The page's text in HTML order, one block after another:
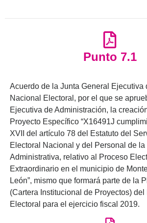
Punto 7.1
Acuerdo de la Junta General Ejecutiva
Nacional Electoral, por el que se
Ejecutiva de Administración, la
Proyecto Específico “X16491J
XVII del artículo 78 del Estatuto del
Electoral Nacional y del Personal de la
Administrativa, relativo al Proceso
Extraordinario en el municipio de
León”, mismo que formará parte de la
(Cartera Institucional de Proyectos) del
Electoral para el ejercicio fiscal 2019.